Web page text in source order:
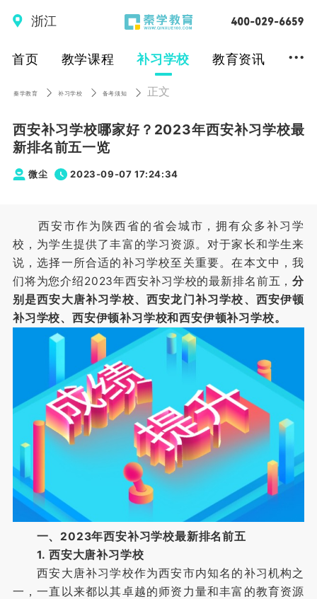
浙江
首页 教学课程 补习学校 教育资讯 ...
秦学教育 补习学校 备考须知 正文
西安补习学校哪家好？2023年西安补习学校最
新排名前五一览
微尘 2023-09-07 17:24:34
西安市作为陕西省的省会城市，拥有众多补习学
校，为学生提供了丰富的学习资源。对于家长和学生来
说，选择一所合适的补习学校至关重要。在本文中，我
们将为您介绍2023年西安补习学校的最新排名前五，分
别是西安大唐补习学校、西安龙门补习学校、西安伊顿
补习学校、西安伊顿补习学校和西安伊顿补习学校。
一、2023年西安补习学校最新排名前五
1. 西安大唐补习学校
西安大唐补习学校作为西安市内知名的补习机构之
一，一直以来都以其卓越的师资力量和丰富的教育资源